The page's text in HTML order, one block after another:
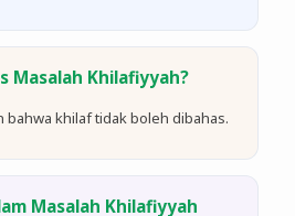
Masalah Khilafiyyah?
bahwa khilaf tidak boleh dibahas.
Masalah Khilafiyyah